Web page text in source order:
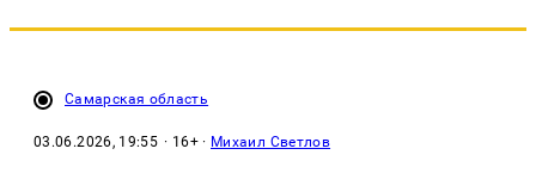
Самарская область
03.06.2026, 19:55 · 16+ · Михаил Светлов